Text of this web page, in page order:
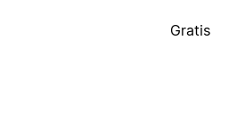
Gratis